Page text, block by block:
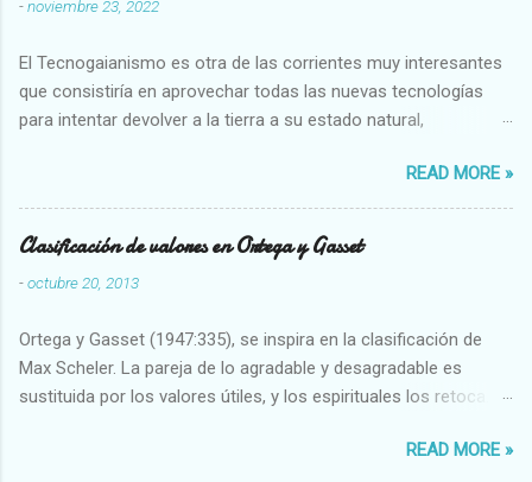
-noviembre 23, 2022
El Tecnogaianismo es otra de las corrientes muy interesantes
que consistiría en aprovechar todas las nuevas tecnologías
para intentar devolver a la tierra a su estado natural,
READ MORE »
Clasificación de valores en Ortega y Gasset
-octubre 20, 2013
Ortega y Gasset (1947:335), se inspira en la clasificación de
Max Scheler. La pareja de lo agradable y desagradable es
sustituida por los valores útiles, y los espirituales los retoca.
Abundante-Escaso,etc 2 VITALES Sano-Enfermo Selecto-
READ MORE »